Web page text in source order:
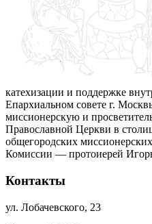
катехизации и поддержке
Епархиальном совете г.
миссионерскую и
Православной Церкви в
общегородских
Комиссии — протоиерей
Контакты
ул. Лобачевского, 23